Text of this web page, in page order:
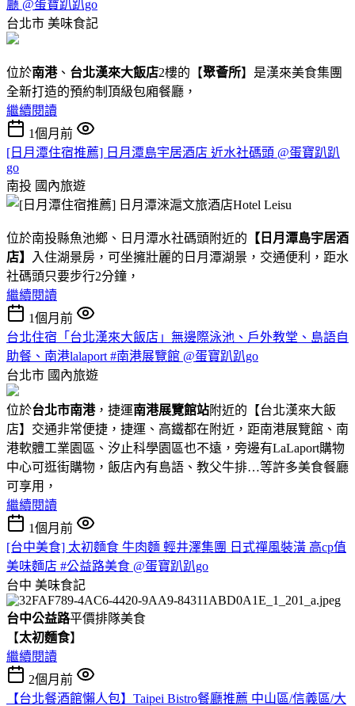
廳 @蛋寶趴趴go
台北市 美味食記
位於南港、 台北漢來大飯店2樓的【聚薈所】是漢來美食集團
全新打造的預約制頂級包廂餐廳，
繼續閱讀
1個月前
[日月潭住宿推薦] 日月潭島宇居酒店 近水社碼頭 @蛋寶趴趴
go
南投 國內旅遊
位於南投縣魚池鄉、日月潭水社碼頭附近的 【日月潭島宇居酒
店】
入住湖景房，可坐擁壯麗的日月潭湖景，交通便利，距水
社碼頭只要步行2分鐘，
繼續閱讀
1個月前
台北住宿「台北漢來大飯店」無邊際泳池、戶外教堂、島語自
助餐、南港lalaport #南港展覽館 @蛋寶趴趴go
台北市 國內旅遊
位於台北市南港，捷運南港展覽館站附近的【台北漢來大飯
店】交通非常便捷，捷運、高鐵都在附近，距南港展覽館、南
港軟體工業園區、汐止科學園區也不遠，旁邊有LaLaport購物
中心可逛街購物，飯店內有島語、教父牛排…等許多美食餐廳
可享用，
繼續閱讀
1個月前
[台中美食] 太初麵食 牛肉麵 輕井澤集團 日式禪風裝潢 高cp值
美味麵店 #公益路美食 @蛋寶趴趴go
台中 美味食記
台中公益路平價排隊美食
【太初麵食】
繼續閱讀
2個月前
【台北餐酒館懶人包】Taipei Bistro餐廳推薦 中山區/信義區/大